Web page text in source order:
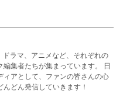
ラマ、アニメなど、それぞれの
集者たちが集まっています。 日
ィアとして、ファンの皆さんの心
どん発信していきます！